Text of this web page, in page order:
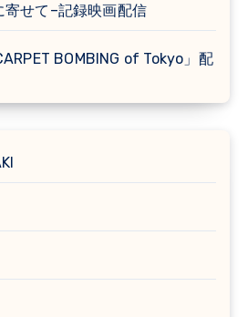
せて–記録映画配信
BOMBING of Tokyo」配